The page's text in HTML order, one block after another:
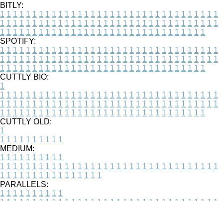
BITLY:
1 1 1 1 1 1 1 1 1 1 1 1 1 1 1 1 1 1 1 1 1 1 1 1 1 1 1 1 1 1 1 1 1 1
1 1 1 1 1 1 1 1 1 1 1 1 1 1 1 1 1 1 1 1 1 1 1 1 1 1 1 1 1 1 1 1 1 1
1 1 1 1 1 1 1 1 1 1 1 1 1 1 1 1 1 1 1 1 1 1 1 1 1 1 1 1 1 1 1 1
SPOTIFY:
1 1 1 1 1 1 1 1 1 1 1 1 1 1 1 1 1 1 1 1 1 1 1 1 1 1 1 1 1 1 1 1 1 1
1 1 1 1 1 1 1 1 1 1 1 1 1 1 1 1 1 1 1 1 1 1 1 1 1 1 1 1 1 1 1 1 1 1
1 1 1 1 1 1 1 1 1 1 1 1 1 1 1 1 1 1 1 1 1 1 1 1 1 1 1 1 1 1 1 1
CUTTLY BIO:
1
1 1 1 1 1 1 1 1 1 1 1 1 1 1 1 1 1 1 1 1 1 1 1 1 1 1 1 1 1 1 1 1 1 1
1 1 1 1 1 1 1 1 1 1 1 1 1 1 1 1 1 1 1 1 1 1 1 1 1 1 1 1 1 1 1 1 1 1
1 1 1 1 1 1 1 1 1 1 1 1 1 1 1 1 1 1 1 1 1 1 1 1 1 1 1 1 1 1 1 1
CUTTLY OLD:
1
1 1 1 1 1 1 1 1 1 1
MEDIUM:
1 1 1 1 1 1 1 1 1 1
1 1 1 1 1 1 1 1 1 1 1 1 1 1 1 1 1 1 1 1 1 1 1 1 1 1 1 1 1 1 1 1 1 1
1 1 1 1 1 1 1 1 1 1 1 1 1 1 1 1
PARALLELS:
1 1 1 1 1 1 1 1 1 1